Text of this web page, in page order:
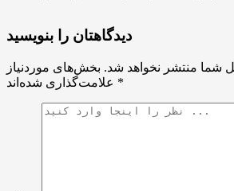
دیدگاهتان را بنویسید
شما منتشر نخواهد شد. بخش‌های موردنیاز
*